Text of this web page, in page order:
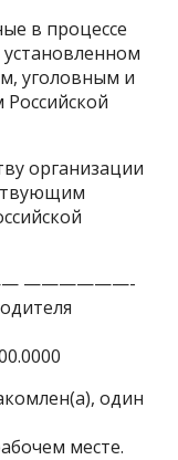
в процессе
установленном
уголовным и
организации
——————-
один
месте.